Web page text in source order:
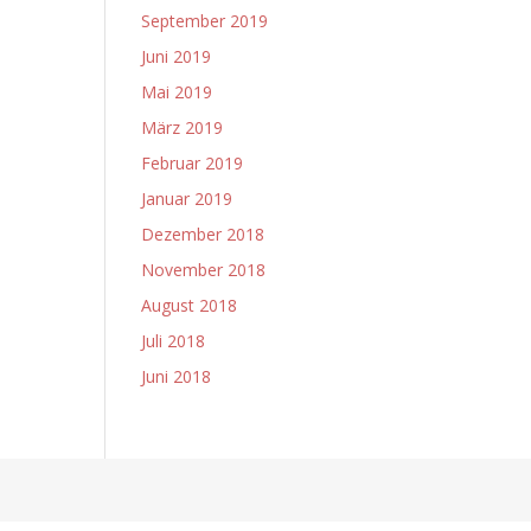
September 2019
Juni 2019
Mai 2019
März 2019
Februar 2019
Januar 2019
Dezember 2018
November 2018
August 2018
Juli 2018
Juni 2018